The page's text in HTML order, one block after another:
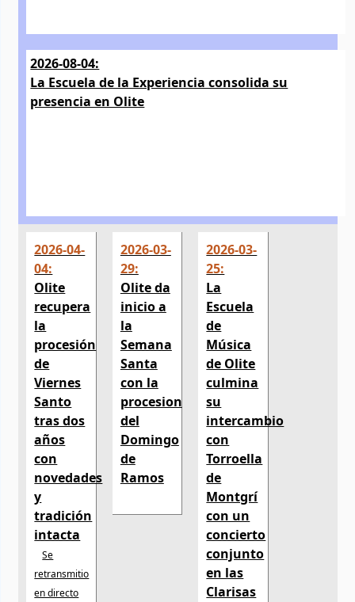
2026-08-04:
La Escuela de la Experiencia consolida su
presencia en Olite
2026-04-
04:
Olite
recupera
la
procesión
de
Viernes
Santo
tras dos
años
con
novedades
y
tradición
intacta
Se
retransmitio
en directo
2026-03-
29:
Olite da
inicio a
la
Semana
Santa
con la
procesion
del
Domingo
de
Ramos
2026-03-
25:
La
Escuela
de
Música
de Olite
culmina
su
intercambio
con
Torroella
de
Montgrí
con un
concierto
conjunto
en las
Clarisas